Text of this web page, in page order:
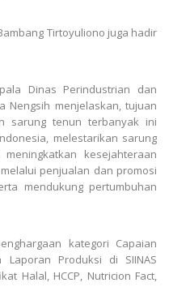
Tirtoyuliono juga hadir
Dinas Perindustrian dan
Nengsih menjelaskan, tujuan
sarung tenun terbanyak ini
melestarikan sarung
kesejahteraan
penjualan dan promosi
mendukung pertumbuhan
kategori Capaian
Laporan Produksi di SIINAS
Halal, HCCP, Nutricion Fact,